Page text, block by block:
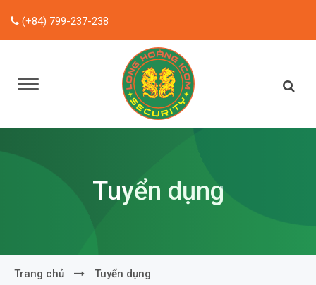
(+84) 799-237-238
Tuyển dụng
Trang chủ Tuyển dụng